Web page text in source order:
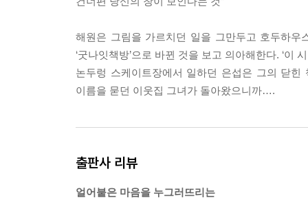
해원은 그림을 가르치던 일을 그만두고 호두하
‘굿나잇책방’으로 바뀐 것을 보고 의아해한다. ‘이
논두렁 스케이트장에서 일하던 은섭은 그의 닫
이름을 묻던 이웃집 그녀가 돌아왔으니까….
출판사 리뷰
얼어붙은 마음을 누그러뜨리는